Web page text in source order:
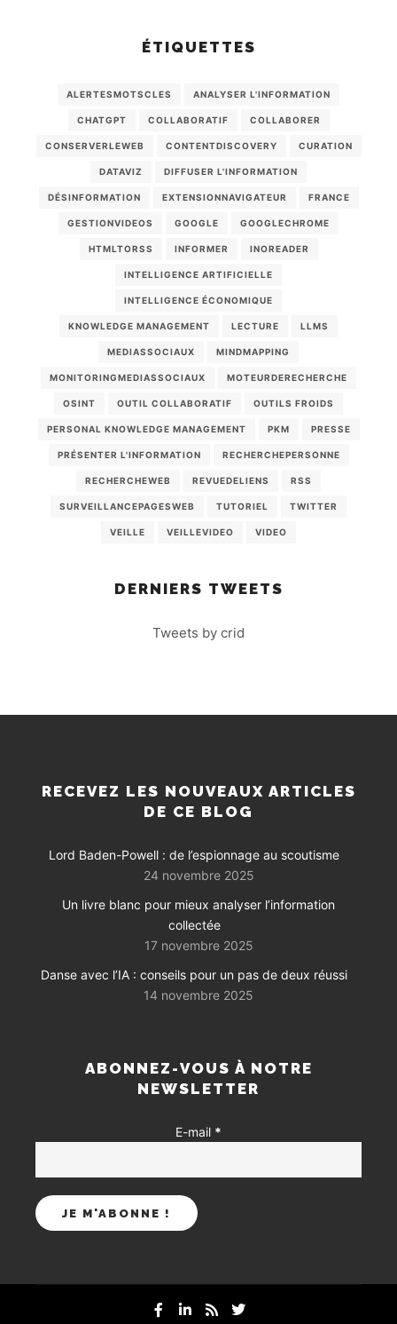
ÉTIQUETTES
ALERTESMOTSCLES ANALYSER L'INFORMATION
CHATGPT COLLABORATIF COLLABORER
CONSERVERLEWEB CONTENTDISCOVERY CURATION
DATAVIZ DIFFUSER L'INFORMATION
DÉSINFORMATION EXTENSIONNAVIGATEUR FRANCE
GESTIONVIDEOS GOOGLE GOOGLECHROME
HTMLTORSS INFORMER INOREADER
INTELLIGENCE ARTIFICIELLE
INTELLIGENCE ÉCONOMIQUE
KNOWLEDGE MANAGEMENT LECTURE LLMS
MEDIASSOCIAUX MINDMAPPING
MONITORINGMEDIASSOCIAUX MOTEURDERECHERCHE
OSINT OUTIL COLLABORATIF OUTILS FROIDS
PERSONAL KNOWLEDGE MANAGEMENT PKM PRESSE
PRÉSENTER L'INFORMATION RECHERCHEPERSONNE
RECHERCHEWEB REVUEDELIENS RSS
SURVEILLANCEPAGESWEB TUTORIEL TWITTER
VEILLE VEILLEVIDEO VIDEO
DERNIERS TWEETS
Tweets by crid
RECEVEZ LES NOUVEAUX ARTICLES
DE CE BLOG
Lord Baden-Powell : de l’espionnage au scoutisme
24 novembre 2025
Un livre blanc pour mieux analyser l’information
collectée
17 novembre 2025
Danse avec l’IA : conseils pour un pas de deux réussi
14 novembre 2025
ABONNEZ-VOUS À NOTRE
NEWSLETTER
E-mail *